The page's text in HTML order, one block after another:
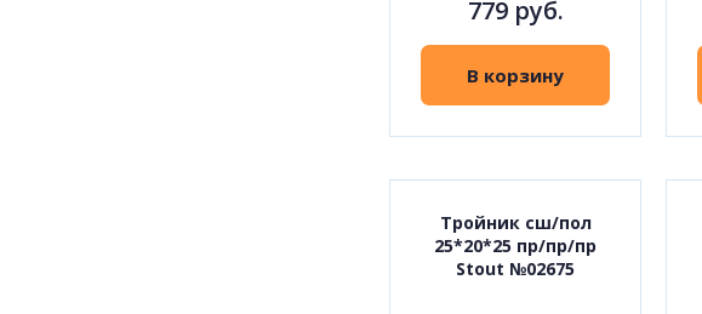
779 руб.
В корзину
Тройник сш/пол
25*20*25 пр/пр/пр
Stout №02675